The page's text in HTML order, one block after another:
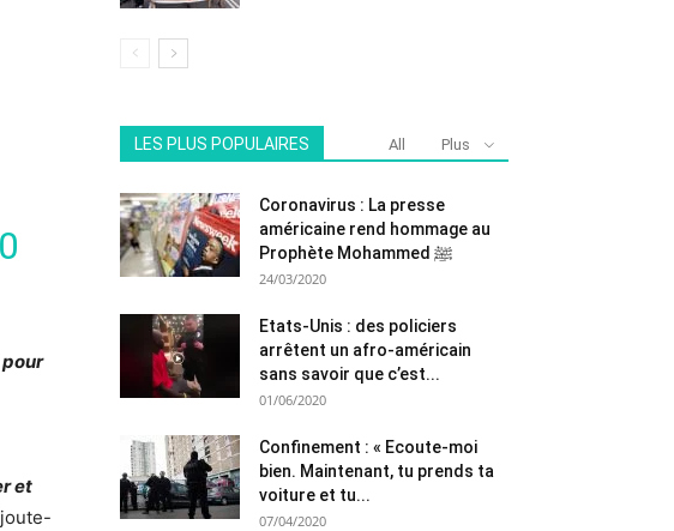
et
LES PLUS POPULAIRES All Plus
Coronavirus : La presse
américaine rend hommage au
Prophète Mohammed ﷺ
24/03/2020
Etats-Unis : des policiers
arrêtent un afro-américain
sans savoir que c’est...
01/06/2020
Confinement : « Ecoute-moi
bien. Maintenant, tu prends ta
voiture et tu...
07/04/2020